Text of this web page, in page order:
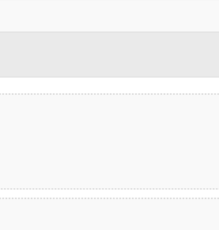
Svolgimento: